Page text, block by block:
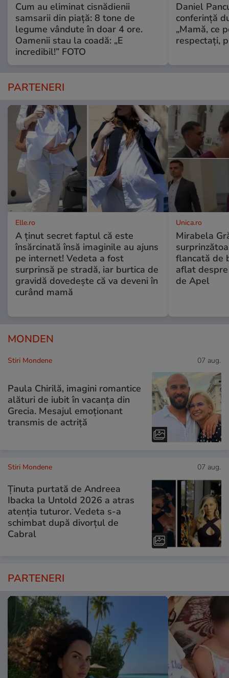
Cum au eliminat cisnădienii
samsarii din piață: 8 tone de
legume vândute în doar 4 ore.
Oamenii stau la coadă: „E
incredibil!” FOTO
Daniel
conferință
„Mamă, ce
respectați,
PARTENERI
Elle.ro
A ținut secret faptul că este
însărcinată însă imaginile au ajuns
pe internet! Vedeta a fost
surprinsă pe stradă, iar burtica de
gravidă dovedește că va deveni în
curând mamă
Unica.ro
Mirabela
flancată de
aflat
de Apel
MONDEN
Stiri Mondene 07 aug.
Paula Chirilă, imagini romantice
alături de iubit în vacanța din
Grecia. Mesajul emoționant
transmis de actriță
Stiri Mondene 07 aug.
Ținuta purtată de Andreea
Ibacka la Untold 2026 a atras
atenția tuturor. Vedeta s-a
schimbat după divorțul de
Cabral
PARTENERI